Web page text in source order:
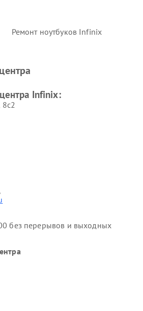
Ремонт ноутбуков Infinix
Infinix:
8с2
без перерывов и выходных